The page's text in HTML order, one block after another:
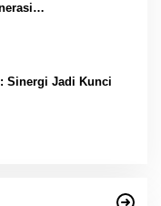
Sinergi Jadi Kunci